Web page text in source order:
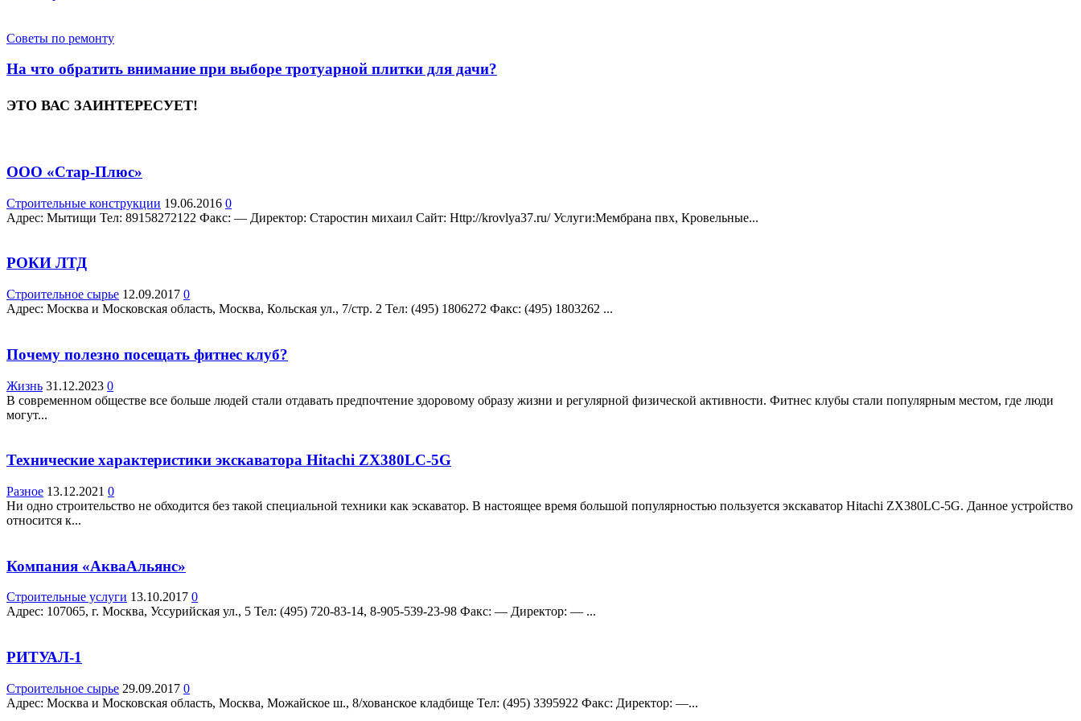
Советы по ремонту
На что обратить внимание при выборе тротуарной плитки для дачи?
ЭТО ВАС ЗАИНТЕРЕСУЕТ!
ООО «Стар-Плюс»
Строительные конструкции 19.06.2016 0
Адрес: Мытищи Teл: 89158272122 Факс: — Директор: Старостин михаил Сайт: Http://krovlya37.ru/ Услуги:Мембрана пвх, Кровельные...
РОКИ ЛТД
Строительное сырье 12.09.2017 0
Адрес: Москва и Московская область, Москва, Кольская ул., 7/стр. 2 Teл: (495) 1806272 Факс: (495) 1803262 ...
Почему полезно посещать фитнес клуб?
Жизнь 31.12.2023 0
В современном обществе все больше людей стали отдавать предпочтение здоровому образу жизни и регулярной физической активности. Фитнес клубы стали популярным местом, где люди
могут...
Технические характеристики экскаватора Hitachi ZX380LC-5G
Разное 13.12.2021 0
Ни одно строительство не обходится без такой специальной техники как эскаватор. В настоящее время большой популярностью пользуется экскаватор Hitachi ZX380LC-5G. Данное устройство
относится к...
Компания «АкваАльянс»
Строительные услуги 13.10.2017 0
Адрес: 107065, г. Москва, Уссурийская ул., 5 Teл: (495) 720-83-14, 8-905-539-23-98 Факс: — Директор: — ...
РИТУАЛ-1
Строительное сырье 29.09.2017 0
Адрес: Москва и Московская область, Москва, Можайское ш., 8/хованское кладбище Teл: (495) 3395922 Факс: Директор: —...